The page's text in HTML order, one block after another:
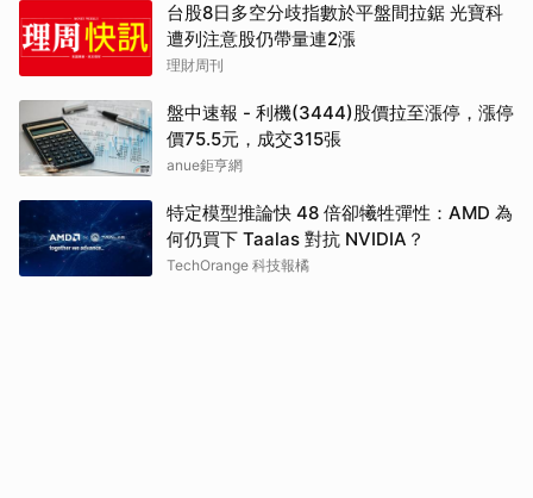
台股8日多空分歧指數於平盤間拉鋸 光寶科
遭列注意股仍帶量連2漲
理財周刊
盤中速報 - 利機(3444)股價拉至漲停，漲停
價75.5元，成交315張
anue鉅亨網
特定模型推論快 48 倍卻犧牲彈性：AMD 為
何仍買下 Taalas 對抗 NVIDIA？
TechOrange 科技報橘